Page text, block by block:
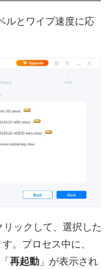
ルとワイプ速度に応
リックして、選択した
。プロセス中に、
再起動 」が表示され